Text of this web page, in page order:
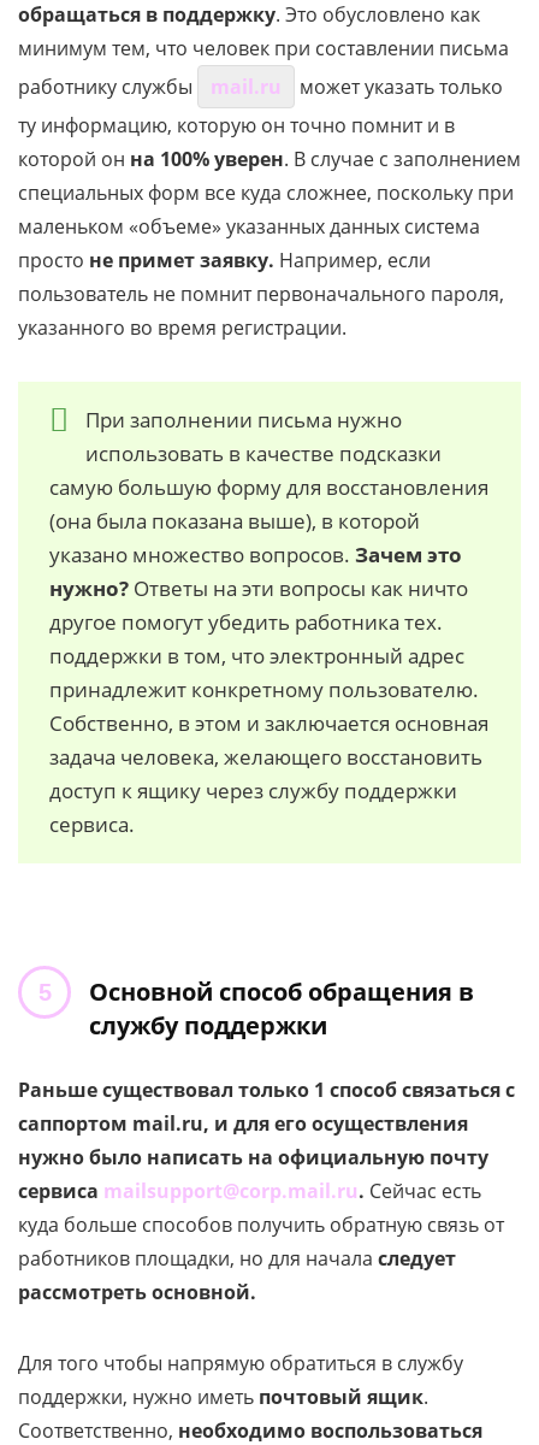
обращаться в поддержку. Это обусловлено как
минимум тем, что человек при составлении письма
работнику службы
mail.ru
может указать только
ту информацию, которую он точно помнит и в
которой он на 100% уверен. В случае с заполнением
специальных форм все куда сложнее, поскольку при
маленьком «объеме» указанных данных система
просто не примет заявку. Например, если
пользователь не помнит первоначального пароля,
указанного во время регистрации.
При заполнении письма нужно
использовать в качестве подсказки
самую большую форму для восстановления
(она была показана выше), в которой
указано множество вопросов. Зачем это
нужно? Ответы на эти вопросы как ничто
другое помогут убедить работника тех.
поддержки в том, что электронный адрес
принадлежит конкретному пользователю.
Собственно, в этом и заключается основная
задача человека, желающего восстановить
доступ к ящику через службу поддержки
сервиса.
Основной способ обращения в
службу поддержки
Раньше существовал только 1 способ связаться с
саппортом mail.ru, и для его осуществления
нужно было написать на официальную почту
сервиса mailsupport@corp.mail.ru. Сейчас есть
куда больше способов получить обратную связь от
работников площадки, но для начала следует
рассмотреть основной.
Для того чтобы напрямую обратиться в службу
поддержки, нужно иметь почтовый ящик.
Соответственно, необходимо воспользоваться